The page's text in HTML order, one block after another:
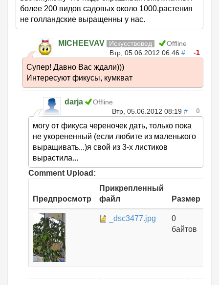
более 200 видов садовых около 1000.растения
не голландские выращенны у нас.
MICHEEVAV Искусствовед
Offline
Втр, 05.06.2012 06:46 # -1
Супер! Давно Вас ждали)))
Интересуют фикусы, кумкват
darja
Offline
Втр, 05.06.2012 08:19 # 0
могу от фикуса череночек дать, только пока
не укорененный (если любите из маленького
выращивать...)я свой из 3-х листиков
вырастила...
Comment Upload:
Предпросмотр
Прикрепленный
файл
Размер
_dsc3477.jpg
0
байтов